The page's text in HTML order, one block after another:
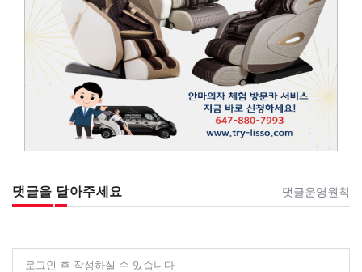
댓글을 달아주세요 댓글운영원칙
로그인 후 작성하실 수 있습니다